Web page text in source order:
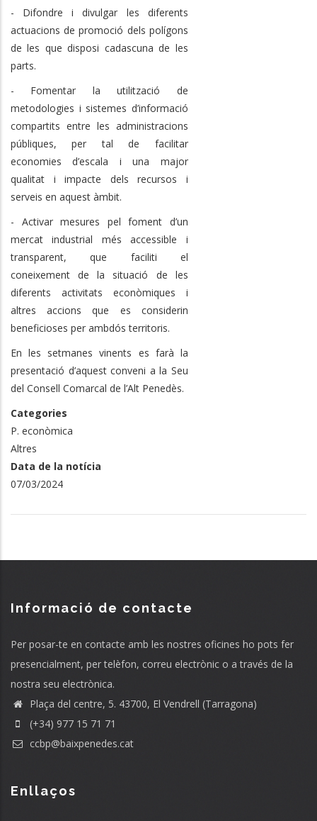
- Difondre i divulgar les diferents
actuacions de promoció dels polígons
de les que disposi cadascuna de les
parts.
- Fomentar la utilització de
metodologies i sistemes d’informació
compartits entre les administracions
públiques, per tal de facilitar
economies d’escala i una major
qualitat i impacte dels recursos i
serveis en aquest àmbit.
- Activar mesures pel foment d’un
mercat industrial més accessible i
transparent, que faciliti el
coneixement de la situació de les
diferents activitats econòmiques i
altres accions que es considerin
beneficioses per ambdós territoris.
En les setmanes vinents es farà la
presentació d’aquest conveni a la Seu
del Consell Comarcal de l’Alt Penedès.
Categories
P. econòmica
Altres
Data de la notícia
07/03/2024
Informació de contacte
Per posar-te en contacte amb les nostres oficines ho pots fer
presencialment, per telèfon, correu electrònic o a través de la
nostra seu electrònica.
Plaça del centre, 5. 43700, El Vendrell (Tarragona)
(+34) 977 15 71 71
ccbp@baixpenedes.cat
Enllaços